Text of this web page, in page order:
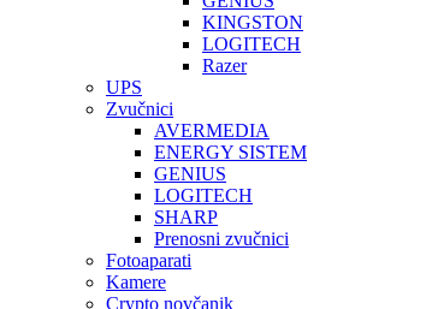
KINGSTON
LOGITECH
Razer
UPS
Zvučnici
AVERMEDIA
ENERGY SISTEM
GENIUS
LOGITECH
SHARP
Prenosni zvučnici
Fotoaparati
Kamere
Crypto novčanik